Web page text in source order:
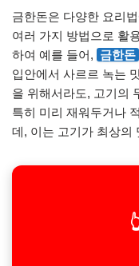
금한돈은 다양한 요리
여러 가지 방법으로 활
하여 예를 들어, 금한돈
입안에서 사르르 녹는
을 위해서라도, 고기의
특히 미리 재워두거나
데, 이는 고기가 최상의